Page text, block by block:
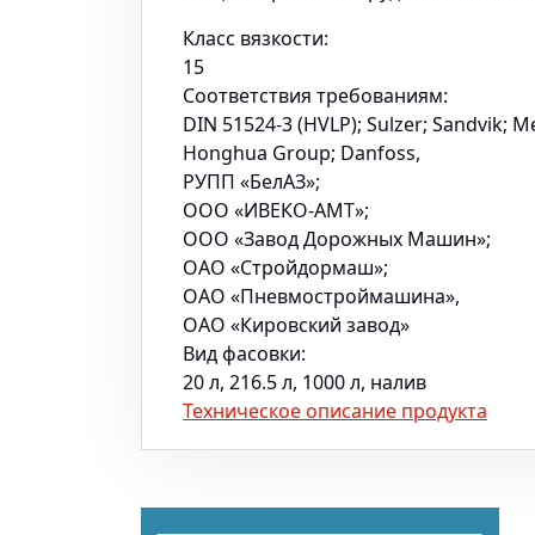
Класс вязкости:
15
Соответствия требованиям:
DIN 51524-3 (HVLP); Sulzer; Sandvik;
Honghua Group; Danfoss,
РУПП «БелАЗ»;
ООО «ИВЕКО-АМТ»;
ООО «Завод Дорожных Машин»;
ОАО «Стройдормаш»;
ОАО «Пневмостроймашина»,
ОАО «Кировский завод»
Вид фасовки:
20 л, 216.5 л, 1000 л, налив
Техническое описание продукта